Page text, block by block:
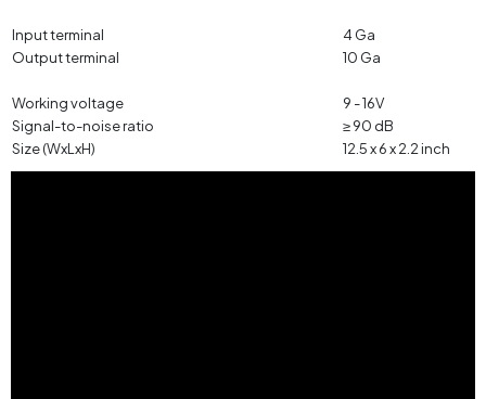
Input terminal
4 Ga
Output terminal
10 Ga
Working voltage
9 - 16V
Signal-to-noise ratio
≥ 90 dB
Size (WxLxH)
12.5 x 6 x 2.2 inch